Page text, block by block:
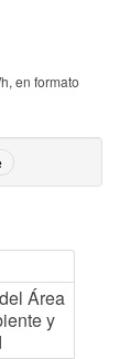
en formato
Área
y